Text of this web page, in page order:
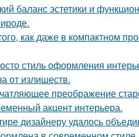
баланс эстетики и
как даже в компактном
стиль оформления
от излишеств.
преображение
акцент интерьера.
дизайнеру удалось